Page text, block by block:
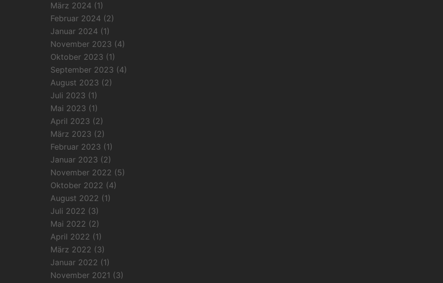
März 2024 (1)
Februar 2024 (2)
Januar 2024 (1)
November 2023 (4)
Oktober 2023 (1)
September 2023 (4)
August 2023 (2)
Juli 2023 (1)
Mai 2023 (1)
April 2023 (2)
März 2023 (2)
Februar 2023 (1)
Januar 2023 (2)
November 2022 (5)
Oktober 2022 (4)
August 2022 (1)
Juli 2022 (3)
Mai 2022 (2)
April 2022 (1)
März 2022 (3)
Januar 2022 (1)
November 2021 (3)